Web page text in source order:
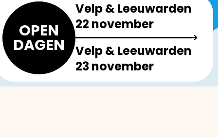
OPEN
DAGEN
Velp & Leeuwarden
22 november
Velp & Leeuwarden
23 november